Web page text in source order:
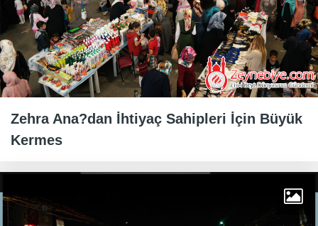
Zehra Ana?dan İhtiyaç Sahipleri İçin Büyük
Kermes